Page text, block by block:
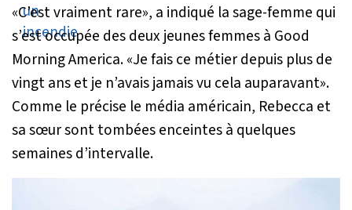
«C’est vraiment rare», a indiqué la sage-femme qui
s’est occupée des deux jeunes femmes à Good
Morning America. «Je fais ce métier depuis plus de
vingt ans et je n’avais jamais vu cela auparavant».
Comme le précise le média américain, Rebecca et
sa sœur sont tombées enceintes à quelques
semaines d’intervalle.